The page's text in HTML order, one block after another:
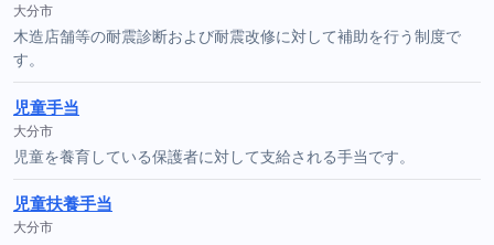
大分市
木造店舗等の耐震診断および耐震改修に対して補助を行う制度で
す。
児童手当
大分市
児童を養育している保護者に対して支給される手当です。
児童扶養手当
大分市